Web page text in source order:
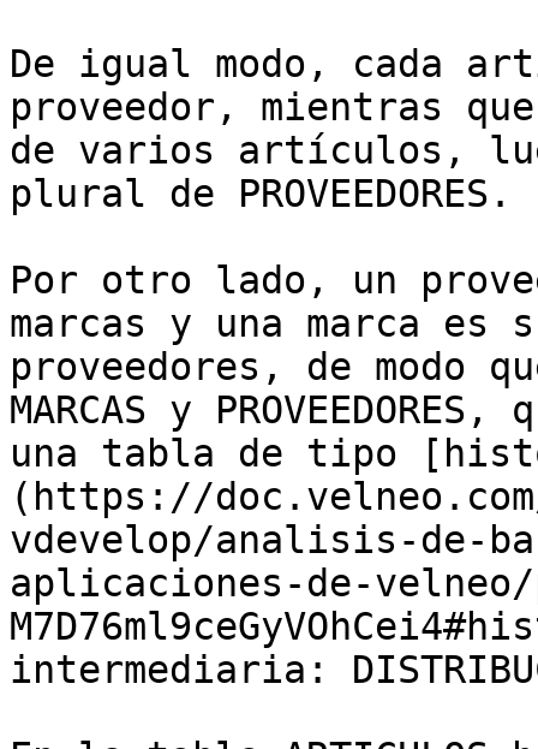
De igual modo, cada
proveedor, mientras
de varios artículos,
plural de PROVEEDORES.
Por otro lado, un
marcas y una marca
proveedores, de modo
MARCAS y
una tabla de tipo
(https://
vdevelop/analisis-de-
aplicaciones-de-
intermediaria: